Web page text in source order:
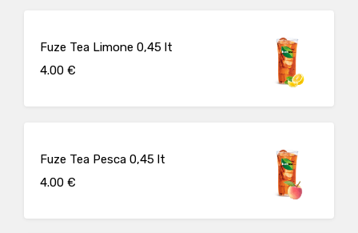
Fuze Tea Limone 0,45 lt
4.00 €
Fuze Tea Pesca 0,45 lt
4.00 €